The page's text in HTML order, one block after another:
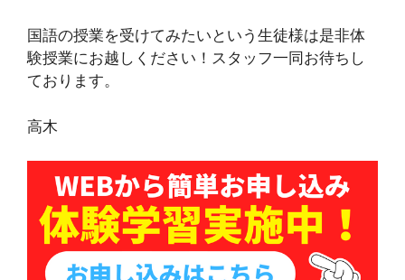
国語の授業を受けてみたいという生徒様は是非体
験授業にお越しください！スタッフ一同お待ちし
ております。
高木